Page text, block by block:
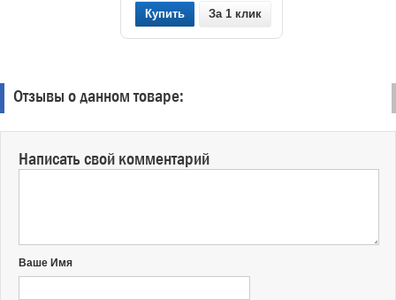
За 1 клик
Отзывы о данном товаре:
Написать свой комментарий
Ваше Имя